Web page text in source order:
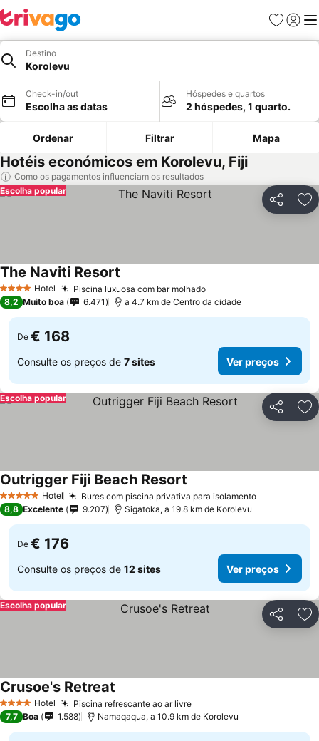
Favoritos
Iniciar
Destino
Korolevu
Check-in/out
Escolha as datas
Hóspedes e quartos
2 hóspedes, 1 quarto.
Ordenar Filtrar Mapa
Hotéis económicos em Korolevu, Fiji
Como os pagamentos influenciam os resultados
Partilhar
Escolha popular
4 EstrelasHotel Piscina luxuosa com bar molhado
The Naviti Resort
8,2 Muito boa 6.471 a 4.7 km de Centro da cidade
De € 168
Consulte os preços de 7 sites Ver preços
Partilhar
Escolha popular
5 Estrelas Hotel Bures com piscina privativa para isolamento
Outrigger Fiji Beach Resort
8,8 Excelente 9.207 Sigatoka, a 19.8 km de Korolevu
De € 176
Consulte os preços de 12 sites Ver preços
Partilhar
Escolha popular
4 EstrelasHotel Piscina refrescante ao ar livre
Crusoe's Retreat
7,7 Boa 1.588 Namaqaqua, a 10.9 km de Korolevu